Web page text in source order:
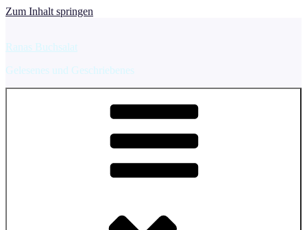
Zum Inhalt springen
Ranas Buchsalat
Gelesenes und Geschriebenes